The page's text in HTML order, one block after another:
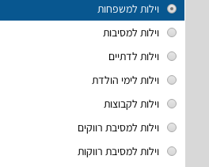
וילות למשפחות
וילות למסיבות
וילות לדתיים
וילות לימי הולדת
וילות לקבוצות
וילות למסיבת רווקים
וילות למסיבת רווקות